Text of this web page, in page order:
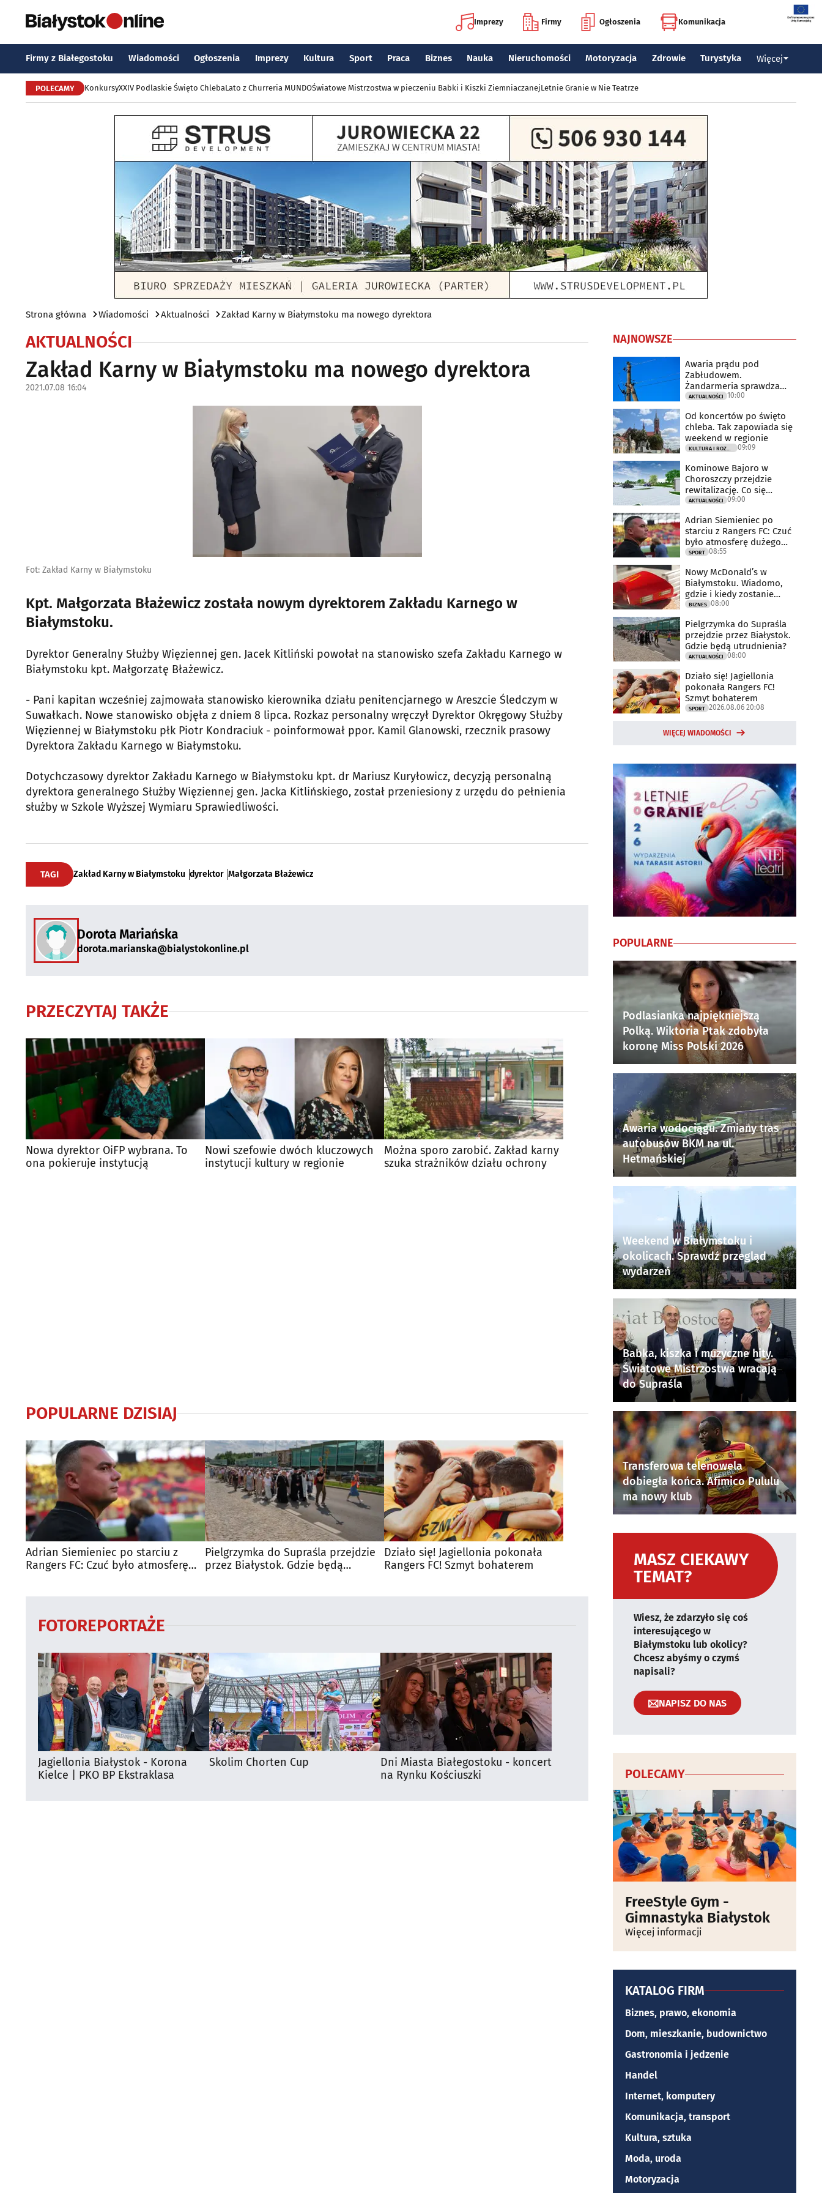
Imprezy Firmy Ogłoszenia Komunikacja
Firmy z Białegostoku Wiadomości Ogłoszenia Imprezy Kultura Sport Praca Biznes Nauka Nieruchomości Motoryzacja Zdrowie Turystyka Więcej
POLECAMY KonkursyXXIV Podlaskie Święto ChlebaLato z Churreria MUNDOŚwiatowe Mistrzostwa w pieczeniu Babki i Kiszki ZiemniaczanejLetnie Granie w Nie Teatrze
Strona główna Wiadomości Aktualności Zakład Karny w Białymstoku ma nowego dyrektora
AKTUALNOŚCI
Zakład Karny w Białymstoku ma nowego dyrektora
2021.07.08 16:04
Fot: Zakład Karny w Białymstoku
Kpt. Małgorzata Błażewicz została nowym dyrektorem Zakładu Karnego w
Białymstoku.
Dyrektor Generalny Służby Więziennej gen. Jacek Kitliński powołał na stanowisko szefa Zakładu Karnego w
Białymstoku kpt. Małgorzatę Błażewicz.
- Pani kapitan wcześniej zajmowała stanowisko kierownika działu penitencjarnego w Areszcie Śledczym w
Suwałkach. Nowe stanowisko objęła z dniem 8 lipca. Rozkaz personalny wręczył Dyrektor Okręgowy Służby
Więziennej w Białymstoku płk Piotr Kondraciuk - poinformował ppor. Kamil Glanowski, rzecznik prasowy
Dyrektora Zakładu Karnego w Białymstoku.
Dotychczasowy dyrektor Zakładu Karnego w Białymstoku kpt. dr Mariusz Kuryłowicz, decyzją personalną
dyrektora generalnego Służby Więziennej gen. Jacka Kitlińskiego, został przeniesiony z urzędu do pełnienia
służby w Szkole Wyższej Wymiaru Sprawiedliwości.
TAGI Zakład Karny w Białymstoku dyrektor Małgorzata Błażewicz
Dorota Mariańska
dorota.marianska@bialystokonline.pl
PRZECZYTAJ TAKŻE
Nowa dyrektor OiFP wybrana. To
ona pokieruje instytucją
Nowi szefowie dwóch kluczowych
instytucji kultury w regionie
Można sporo zarobić. Zakład karny
szuka strażników działu ochrony
POPULARNE DZISIAJ
Adrian Siemieniec po starciu z
Rangers FC: Czuć było atmosferę
Pielgrzymka do Supraśla przejdzie
przez Białystok. Gdzie będą
Działo się! Jagiellonia pokonała
Rangers FC! Szmyt bohaterem
FOTOREPORTAŻE
Jagiellonia Białystok - Korona
Kielce | PKO BP Ekstraklasa
Skolim Chorten Cup
Dni Miasta Białegostoku - koncert
na Rynku Kościuszki
NAJNOWSZE
Awaria prądu pod
Zabłudowem.
Żandarmeria sprawdza
udział śmigłowca
AKTUALNOŚCI 10:00
Od koncertów po święto
chleba. Tak zapowiada się
weekend w regionie
09:09
Kominowe Bajoro w
Choroszczy przejdzie
rewitalizację. Co się
zmieni?
AKTUALNOŚCI 09:00
Adrian Siemieniec po
starciu z Rangers FC: Czuć
było atmosferę dużego
meczu
SPORT 08:55
Nowy McDonald’s w
Białymstoku. Wiadomo,
gdzie i kiedy zostanie
otwarty
BIZNES 08:00
Pielgrzymka do Supraśla
przejdzie przez Białystok.
Gdzie będą utrudnienia?
AKTUALNOŚCI 08:00
Działo się! Jagiellonia
pokonała Rangers FC!
Szmyt bohaterem
SPORT 2026.08.06 20:08
WIĘCEJ WIADOMOŚCI
POPULARNE
Podlasianka najpiękniejszą
Polką. Wiktoria Ptak zdobyła
koronę Miss Polski 2026
Awaria wodociągu. Zmiany tras
autobusów BKM na ul.
Hetmańskiej
Weekend w Białymstoku i
okolicach. Sprawdź przegląd
wydarzeń
Babka, kiszka i muzyczne hity.
Światowe Mistrzostwa wracają
do Supraśla
Transferowa telenowela
dobiegła końca. Afimico Pululu
ma nowy klub
MASZ CIEKAWY
TEMAT?
Wiesz, że zdarzyło się coś
interesującego w
Białymstoku lub okolicy?
Chcesz abyśmy o czymś
napisali?
NAPISZ DO NAS
POLECAMY
FreeStyle Gym -
Gimnastyka Białystok
Więcej informacji
KATALOG FIRM
Biznes, prawo, ekonomia
Dom, mieszkanie, budownictwo
Gastronomia i jedzenie
Handel
Internet, komputery
Komunikacja, transport
Kultura, sztuka
Moda, uroda
Motoryzacja